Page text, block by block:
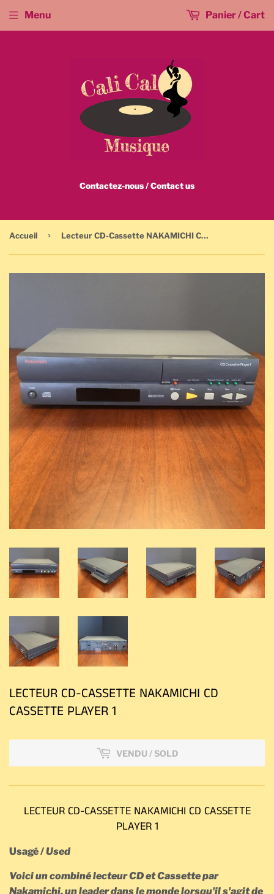
Contactez-nous / Contact us
Menu Panier / Cart
Accueil › Lecteur CD-Cassette NAKAMICHI CD CASSETTE PLAYER 1
LECTEUR CD-CASSETTE NAKAMICHI CD
CASSETTE PLAYER 1
VENDU / SOLD
LECTEUR CD-CASSETTE NAKAMICHI CD CASSETTE
PLAYER 1
Usagé /Used
Voici un combiné lecteur CD et Cassette par
Nakamichi, un leader dans le monde lorsqu'il s'agit de